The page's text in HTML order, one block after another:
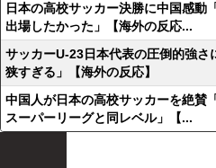
日本の高校サッカー決勝に中国感動
出場したかった」【海外の反応...
サッカーU-23日本代表の圧倒的強さ
狭すぎる」【海外の反応】
中国人が日本の高校サッカーを絶賛
スーパーリーグと同レベル」【...